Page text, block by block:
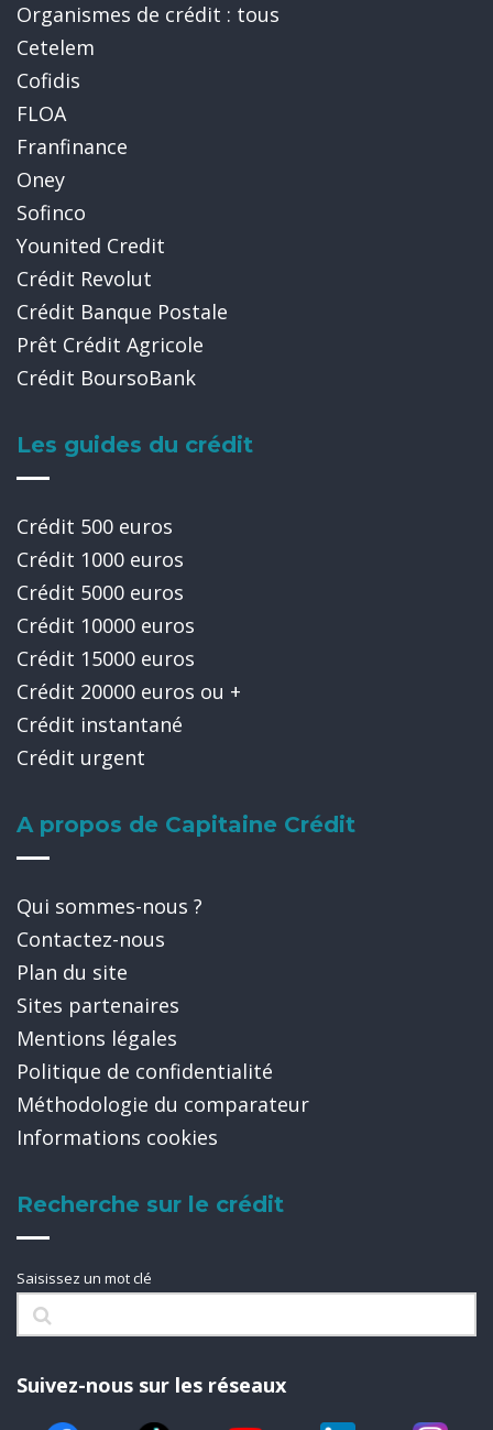
Organismes de crédit : tous
Cetelem
Cofidis
FLOA
Franfinance
Oney
Sofinco
Younited Credit
Crédit Revolut
Crédit Banque Postale
Prêt Crédit Agricole
Crédit BoursoBank
Les guides du crédit
Crédit 500 euros
Crédit 1000 euros
Crédit 5000 euros
Crédit 10000 euros
Crédit 15000 euros
Crédit 20000 euros ou +
Crédit instantané
Crédit urgent
A propos de Capitaine Crédit
Qui sommes-nous ?
Contactez-nous
Plan du site
Sites partenaires
Mentions légales
Politique de confidentialité
Méthodologie du comparateur
Informations cookies
Recherche sur le crédit
Saisissez un mot clé
Suivez-nous sur les réseaux